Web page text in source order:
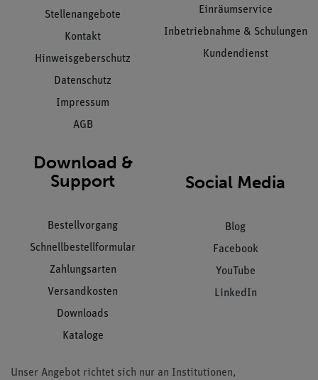
Stellenangebote
Kontakt
Hinweisgeberschutz
Datenschutz
Impressum
AGB
Einräumservice
Inbetriebnahme & Schulungen
Kundendienst
Download &
Support
Bestellvorgang
Schnellbestellformular
Zahlungsarten
Versandkosten
Downloads
Kataloge
Social Media
Blog
Facebook
YouTube
LinkedIn
Unser Angebot richtet sich nur an Institutionen,